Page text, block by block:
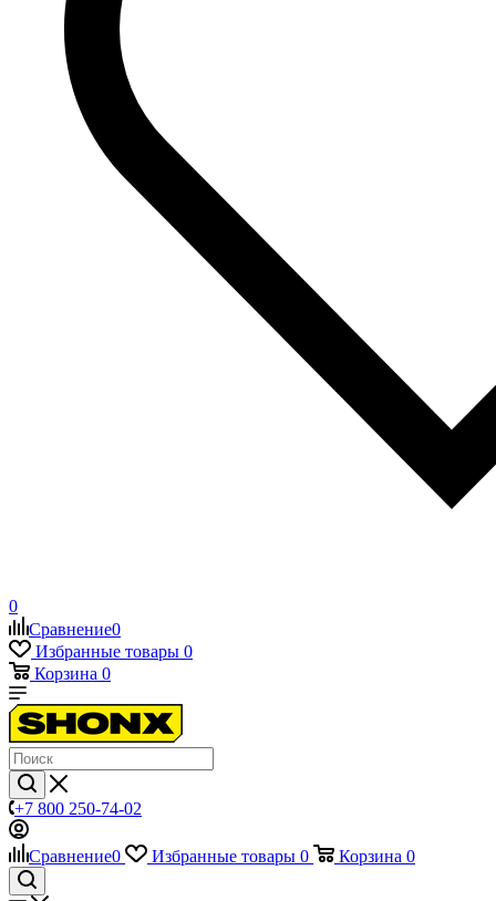
0
Сравнение0
Избранные товары 0
Корзина 0
+7 800 250-74-02
Сравнение0 Избранные товары 0 Корзина 0